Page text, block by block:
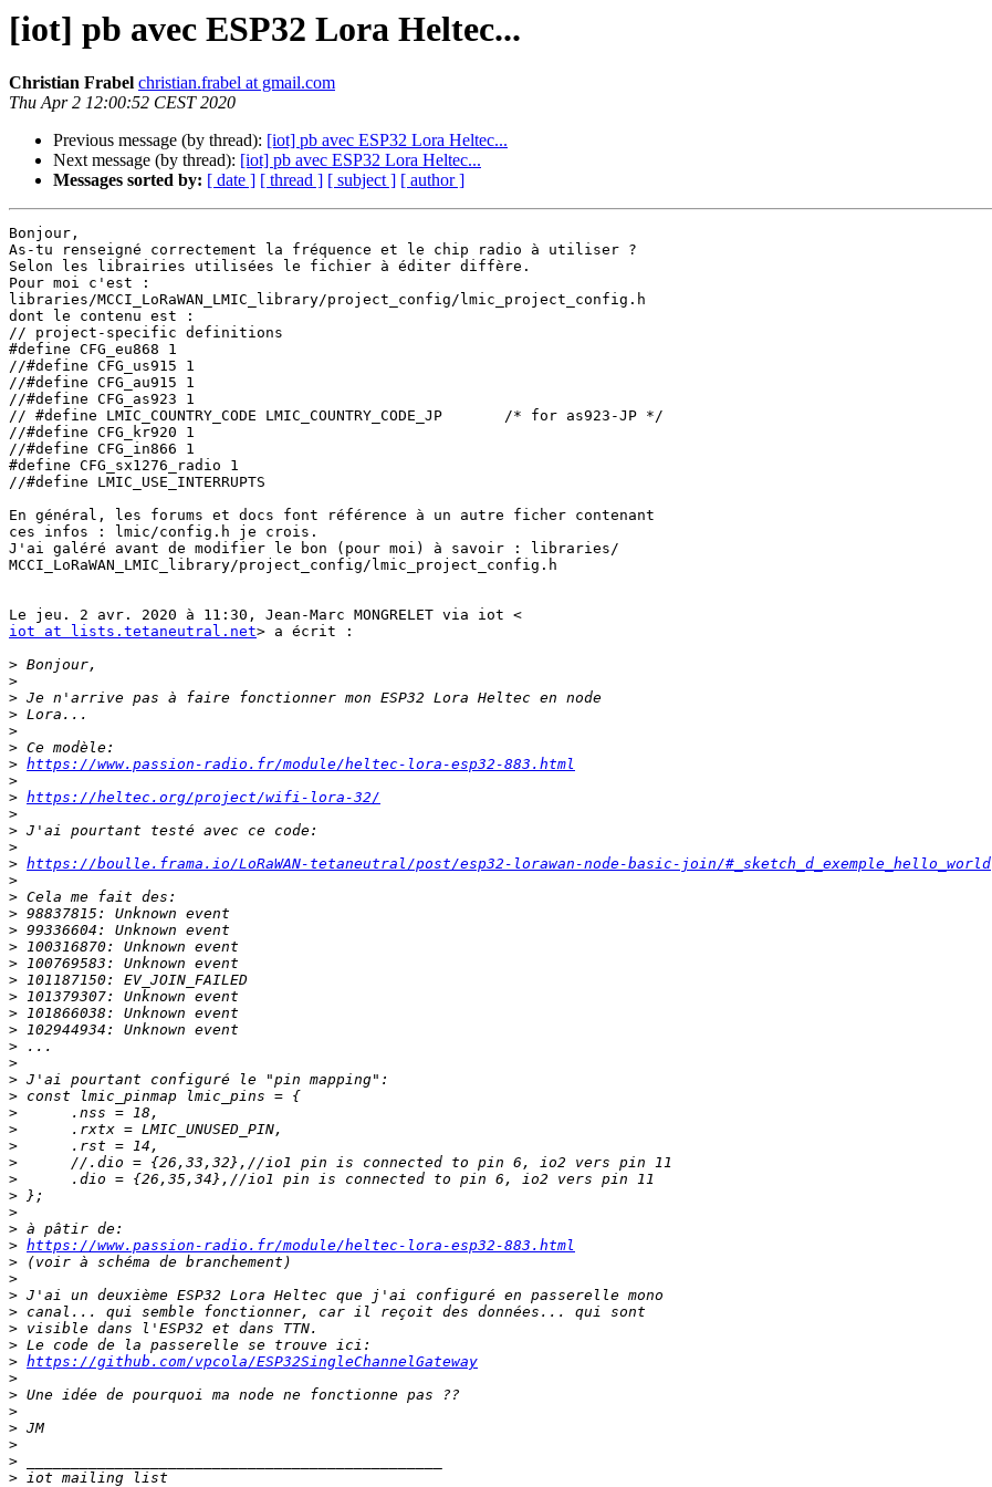
[iot] pb avec ESP32 Lora Heltec...
Christian Frabel christian.frabel at gmail.com
Thu Apr 2 12:00:52 CEST 2020
Previous message (by thread): [iot] pb avec ESP32 Lora Heltec...
Next message (by thread): [iot] pb avec ESP32 Lora Heltec...
Messages sorted by: [ date ] [ thread ] [ subject ] [ author ]
Bonjour,
As-tu renseigné correctement la fréquence et le chip radio à utiliser ?
Selon les librairies utilisées le fichier à éditer diffère.
Pour moi c'est :
libraries/MCCI_LoRaWAN_LMIC_library/project_config/lmic_project_config.h
dont le contenu est :
// project-specific definitions
#define CFG_eu868 1
//#define CFG_us915 1
//#define CFG_au915 1
//#define CFG_as923 1
// #define LMIC_COUNTRY_CODE LMIC_COUNTRY_CODE_JP       /* for as923-JP */
//#define CFG_kr920 1
//#define CFG_in866 1
#define CFG_sx1276_radio 1
//#define LMIC_USE_INTERRUPTS
En général, les forums et docs font référence à un autre ficher contenant
ces infos : lmic/config.h je crois.
J'ai galéré avant de modifier le bon (pour moi) à savoir : libraries/
MCCI_LoRaWAN_LMIC_library/project_config/lmic_project_config.h
iot at lists.tetaneutral.net> a écrit :
>
>
>
>
>
>
> https://www.passion-radio.fr/module/heltec-lora-esp32-883.html
>
> https://heltec.org/project/wifi-lora-32/
>
>
>
> https://boulle.frama.io/LoRaWAN-tetaneutral/post/esp32-lorawan-node-basic-join/#_sketch_d_exemple_hello_world
>
>
>
>
>
>
>
>
>
>
>
>
>
>
>
>
>
>
>
>
>
>
> https://www.passion-radio.fr/module/heltec-lora-esp32-883.html
>
>
>
>
>
>
> https://github.com/vpcola/ESP32SingleChannelGateway
>
>
>
>
>
>
>